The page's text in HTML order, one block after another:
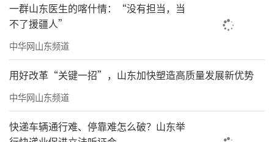
一群山东医生的喀什情：“没有担当，当
不了援疆人”
中华网山东频道
用好改革“关键一招”，山东加快塑造高质量发展新优势
中华网山东频道
快递车辆通行难、停靠难怎么破？山东举